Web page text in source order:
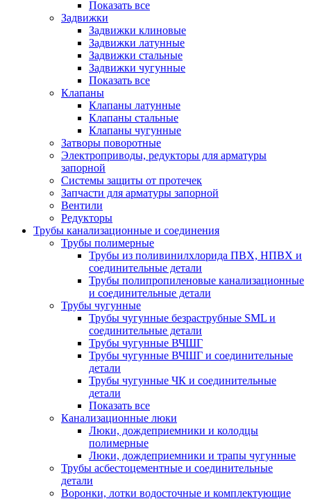
Показать все
Задвижки
Задвижки клиновые
Задвижки латунные
Задвижки стальные
Задвижки чугунные
Показать все
Клапаны
Клапаны латунные
Клапаны стальные
Клапаны чугунные
Затворы поворотные
Электроприводы, редукторы для арматуры
запорной
Системы защиты от протечек
Запчасти для арматуры запорной
Вентили
Редукторы
Трубы канализационные и соединения
Трубы полимерные
Трубы из поливинилхлорида ПВХ, НПВХ и
соединительные детали
Трубы полипропиленовые канализационные
и соединительные детали
Трубы чугунные
Трубы чугунные безраструбные SML и
соединительные детали
Трубы чугунные ВЧШГ
Трубы чугунные ВЧШГ и соединительные
детали
Трубы чугунные ЧК и соединительные
детали
Показать все
Канализационные люки
Люки, дождеприемники и колодцы
полимерные
Люки, дождеприемники и трапы чугунные
Трубы асбестоцементные и соединительные
детали
Воронки, лотки водосточные и комплектующие